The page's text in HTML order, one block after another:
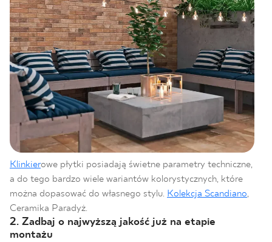
Klinkierowe płytki posiadają świetne parametry techniczne,
a do tego bardzo wiele wariantów kolorystycznych, które
można dopasować do własnego stylu. Kolekcja Scandiano,
Ceramika Paradyż.
2. Zadbaj o najwyższą jakość już na etapie
montażu